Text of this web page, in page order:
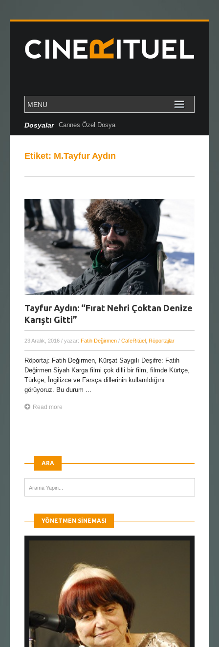
Dosyalar Cannes Özel Dosya
Etiket: M.Tayfur Aydın
Tayfur Aydın: “Fırat Nehri Çoktan Denize
Karıştı Gitti”
23 Aralık, 2016 / yazar: Fatih Değirmen / CafeRitüel Röportajlar
Röportaj: Fatih Değirmen, Kürşat Saygılı Deşifre: Fatih
Değirmen Siyah Karga filmi çok dilli bir film, filmde Kürtçe,
Türkçe, İngilizce ve Farsça dillerinin kullanıldığını
görüyoruz. Bu durum ...
Read more
ARA
YÖNETMEN SINEMASI